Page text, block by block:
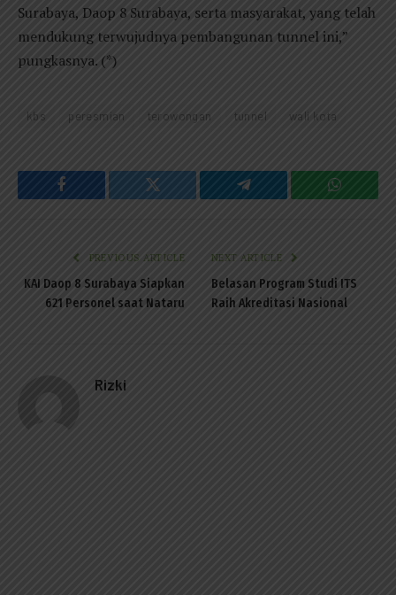
Surabaya, Daop 8 Surabaya, serta masyarakat, yang telah
mendukung terwujudnya pembangunan tunnel ini,”
pungkasnya. (*)
kbs peresmian terowongan tunnel wali kota
Facebook Twitter Telegram
PREVIOUS ARTICLE
KAI Daop 8 Surabaya Siapkan
621 Personel saat Nataru
NEXT ARTICLE
Belasan Program Studi ITS
Raih Akreditasi Nasional
Rizki